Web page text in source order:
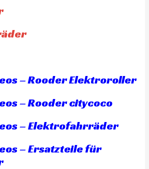
– Rooder Elektroroller
– Rooder citycoco
– Elektrofahrräder
– Ersatzteile für